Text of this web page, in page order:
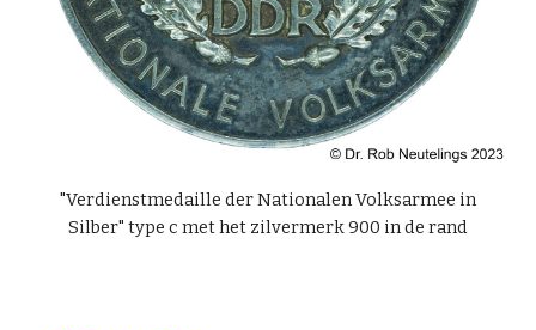
"Verdienstmedaille der Nationalen Volksarmee in
Silber" type c met het zilvermerk 900 in de rand